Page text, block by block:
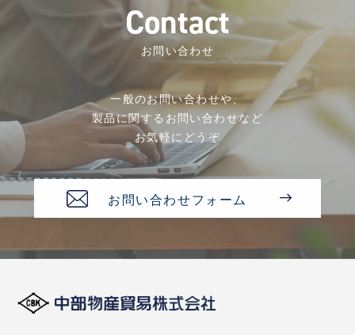
Contact
お問い合わせ
一般のお問い合わせや、
製品に関するお問い合わせなど
お気軽にどうぞ
お問い合わせフォーム